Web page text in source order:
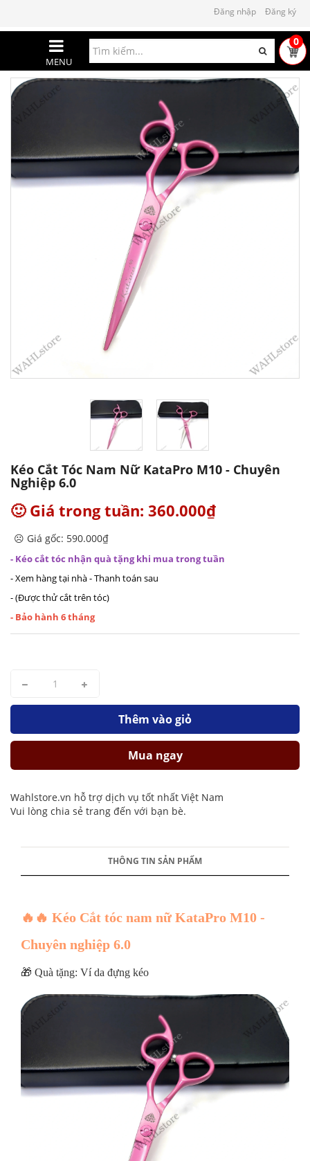
Đăng nhập Đăng ký
MENU
0
Kéo Cắt Tóc Nam Nữ KataPro M10 - Chuyên
Nghiệp 6.0
🙂 Giá trong tuần: 360.000₫
☹️ Giá gốc: 590.000₫
- Kéo cắt tóc nhận quà tặng khi mua trong tuần
- Xem hàng tại nhà - Thanh toán sau
- (Được thử cắt trên tóc)
- Bảo hành 6 tháng
Thêm vào giỏ
Mua ngay
Wahlstore.vn hỗ trợ dịch vụ tốt nhất Việt Nam
Vui lòng chia sẻ trang đến với bạn bè.
THÔNG TIN SẢN PHẨM
🔥🔥 Kéo Cắt tóc nam nữ KataPro M10 -
Chuyên nghiệp 6.0
🎁 Quà tặng: Ví da đựng kéo